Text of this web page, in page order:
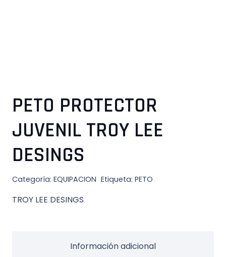
PETO PROTECTOR
JUVENIL TROY LEE
DESINGS
Categoría: EQUIPACION Etiqueta: PETO
TROY LEE DESINGS
Información adicional